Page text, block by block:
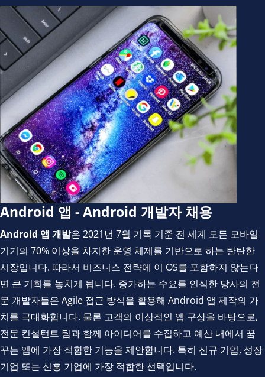
Android 앱 - Android 개발자 채용
Android 앱 개발은 2021년 7월 기록 기준 전 세계 모든 모바일
기기의 70% 이상을 차지한 운영 체제를 기반으로 하는 탄탄한
시장입니다. 따라서 비즈니스 전략에 이 OS를 포함하지 않는다
면 큰 기회를 놓치게 됩니다. 증가하는 수요를 인식한 당사의 전
문 개발자들은 Agile 접근 방식을 활용해 Android 앱 제작의 가
치를 극대화합니다. 물론 고객의 이상적인 앱 구상을 바탕으로,
전문 컨설턴트 팀과 함께 아이디어를 수집하고 예산 내에서 꿈
꾸는 앱에 가장 적합한 기능을 제안합니다. 특히 신규 기업, 성장
기업 또는 신흥 기업에 가장 적합한 선택입니다.